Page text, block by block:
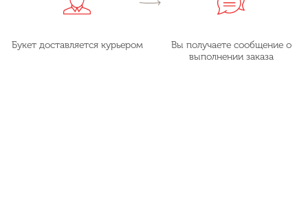
Букет доставляется курьером
Вы получаете сообщение о
выполнении заказа